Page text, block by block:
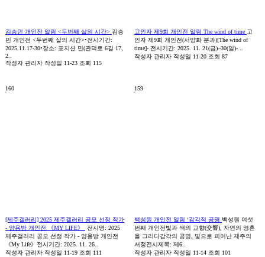
김승민 개인전 알림 <두번째 살의 시간> 김승
민 개인전 <두번째 살의 시간>•전시기간:
2025.11.17-30•장소: 포지션 민(관덕로 6길 17,
2..
작성자 관리자 작성일 11-23 조회 115
고인자 제9회 개인전 알림 The wind of time 고
인자 제9회 개인전(서양화 분과)[The wind of
time]- 전시기간: 2025. 11. 21(금)~30(일)- ..
작성자 관리자 작성일 11-20 조회 87
160
[제주갤러리] 2025 제주갤러리 공모 선정 작가
- 양용방 개인전 《MY LIFE》
전시명: 2025
제주갤러리 공모 선정 작가 - 양용방 개인전
《My Life》전시기간: 2025. 11. 26..
작성자 관리자 작성일 11-19 조회 111
159
백성원 개인전 알림 ‘감각적 공명 백성원 여섯
번째 개인전빛과 색의 교향(交響), 자연의 영혼
을 그리다감각의 공명, 빛으로 피어난 제주의
서정전시제목: 제6..
작성자 관리자 작성일 11-14 조회 101